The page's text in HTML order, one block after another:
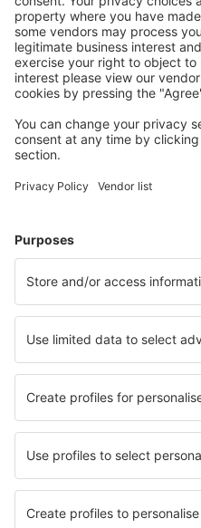
Economiseşte mai
Prețuri atractive și
conectați.
Alege din peste 1,3 mil.
apartamente și altele.
Cazare în Italia - Orașe
Cazare în Napoli Cazare
Cazare în Palermo Cazare
Cazare în Castelrotto
Cele mai bune locuri de
Cazare în Niederkruchten